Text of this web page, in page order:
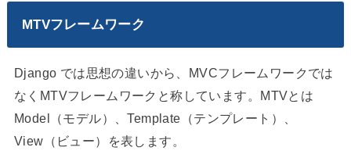
MTVフレームワーク
Django では思想の違いから、MVCフレームワークでは
なくMTVフレームワークと称しています。MTVとは
Model（モデル）、Template（テンプレート）、
View（ビュー）を表します。